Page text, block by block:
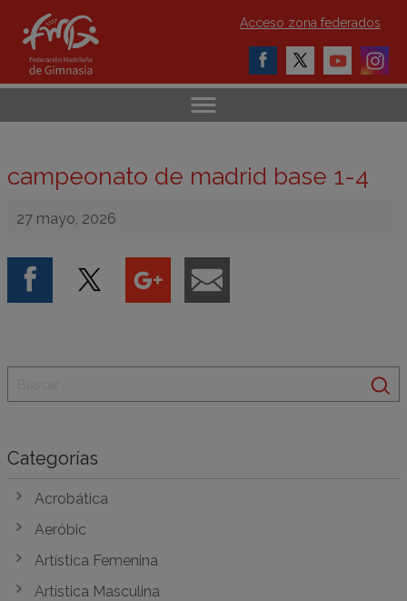
Acceso zona federados
campeonato de madrid base 1-4
27 mayo, 2026
Categorías
Acrobática
Aeróbic
Artística Femenina
Artística Masculina